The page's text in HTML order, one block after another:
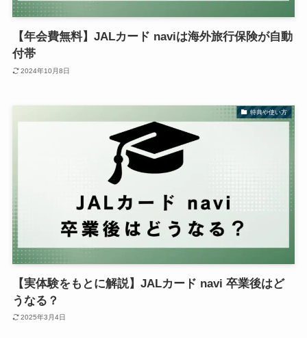
【年会費無料】JALカード naviは海外旅行保険が自動
付帯
2024年10月8日
特典や使い方
【実体験をもとに解説】JALカード navi 卒業後はど
うなる？
2025年3月4日